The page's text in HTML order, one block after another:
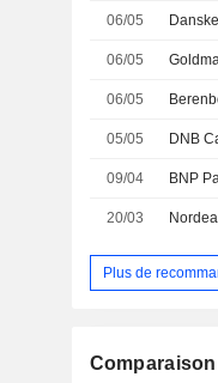
06/05
06/05
06/05
05/05
09/04
20/03
Plus de